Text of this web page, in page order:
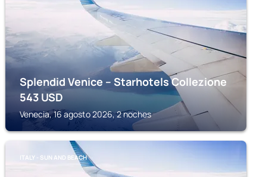
Splendid Venice – Starhotels Collezione
543 USD
Venecia, 16 agosto 2026, 2 noches
ITALY - SUN AND BEACH